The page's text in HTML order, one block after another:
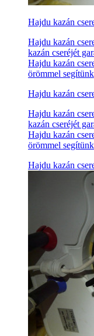
Hajdu kazán
Hajdu kazán
kazán cseréjét
Hajdu kazán
örömmel segítünk
Hajdu kazán
Hajdu kazán
kazán cseréjét
Hajdu kazán
örömmel segítünk
Hajdu kazán